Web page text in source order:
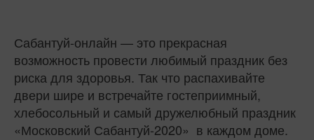
Сабантуй-онлайн — это прекрасная
возможность провести любимый праздник без
риска для здоровья. Так что распахивайте
двери шире и встречайте гостеприимный,
хлебосольный и самый дружелюбный праздник
«Московский Сабантуй-2020» в каждом доме.